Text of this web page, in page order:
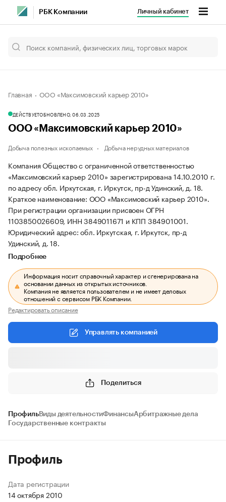
РБК Компании Личный кабинет
Главная ООО «Максимовский карьер 2010»
ДЕЙСТВУЕТОБНОВЛЕНО, 06.03.2025
ООО «Максимовский карьер 2010»
Добыча полезных ископаемых Добыча нерудных материалов
Компания Общество с ограниченной ответственностью
«Максимовский карьер 2010» зарегистрирована 14.10.2010 г.
по адресу обл. Иркутская, г. Иркутск, пр-д Удинский, д. 18.
Краткое наименование: ООО «Максимовский карьер 2010».
При регистрации организации присвоен ОГРН
1103850026609, ИНН 3849011671 и КПП 384901001.
Юридический адрес: обл. Иркутская, г. Иркутск, пр-д
Удинский, д. 18.
Подробнее
Информация носит справочный характер и сгенерирована на
основании данных из открытых источников.
Компания не является пользователем и не имеет деловых
отношений с сервисом РБК Компании.
Редактировать описание
Управлять компанией
Поделиться
ПрофильВиды деятельностиФинансыАрбитражные дела
Государственные контракты
Профиль
Дата регистрации
14 октября 2010